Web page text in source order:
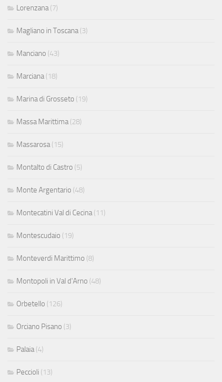
Lorenzana (7)
Magliano in Toscana (3)
Manciano (43)
Marciana (18)
Marina di Grosseto (19)
Massa Marittima (28)
Massarosa (15)
Montalto di Castro (5)
Monte Argentario (48)
Montecatini Val di Cecina (11)
Montescudaio (19)
Monteverdi Marittimo (8)
Montopoli in Val d'Arno (48)
Orbetello (126)
Orciano Pisano (3)
Palaia (4)
Peccioli (13)